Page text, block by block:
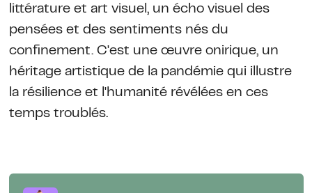
littérature et art visuel, un écho visuel des
pensées et des sentiments nés du
confinement. C'est une œuvre onirique, un
héritage artistique de la pandémie qui illustre
la résilience et l'humanité révélées en ces
temps troublés.